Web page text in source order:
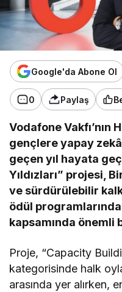
Google'da Abone Ol
0 Paylaş
Vodafone
gençlere yapay
geçen yıl hayata
Yıldızları” projesi,
ve sürdürülebilir
ödül
kapsamında önemli
Proje, “Capacity
kategorisinde halk
arasında yer alırken,